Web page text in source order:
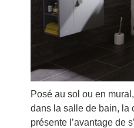
Posé au sol ou en
dans la salle de bain,
présente l’avantage de